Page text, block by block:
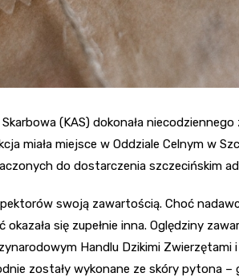
(KAS) dokonała
miała miejsce w Oddziale Celnym w
do dostarczenia szczecińskim
swoją zawartością. Choć
się zupełnie inna. Oględziny
Handlu Dzikimi Zwierzętami
zostały wykonane ze skóry pytona